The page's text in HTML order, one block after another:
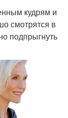
кудрям и
смотрятся в
подпрыгнуть